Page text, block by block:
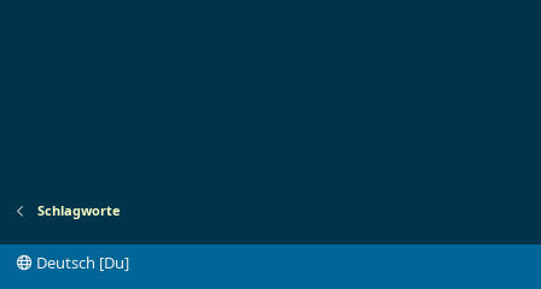
Schlagworte
Deutsch [Du]